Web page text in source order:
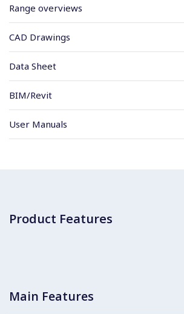
Range overviews
CAD Drawings
Data Sheet
BIM/Revit
User Manuals
Product Features
Main Features